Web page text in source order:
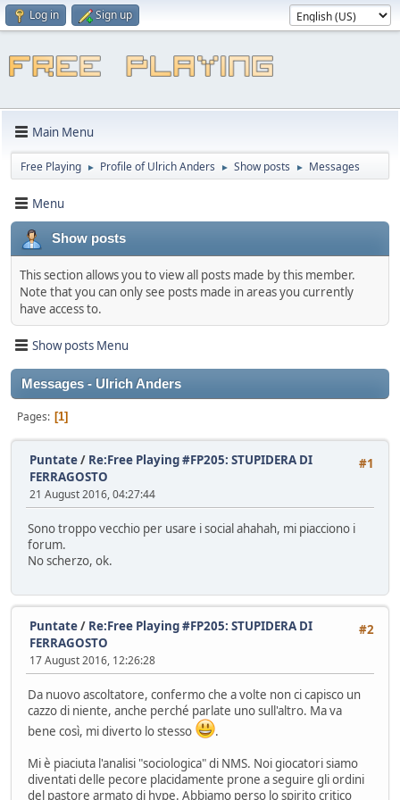
Log in Sign up
Main Menu
Free Playing ► Profile of Ulrich Anders ► Show posts ► Messages
Menu
Show posts
This section allows you to view all posts made by this member.
Note that you can only see posts made in areas you currently
have access to.
Show posts Menu
Messages - Ulrich Anders
Pages 1
#1
Puntate/ Re:Free Playing #FP205: STUPIDERA DI
FERRAGOSTO
21 August 2016, 04:27:44
Sono troppo vecchio per usare i social ahahah, mi piacciono i
forum.
No scherzo, ok.
#2
Puntate/ Re:Free Playing #FP205: STUPIDERA DI
FERRAGOSTO
17 August 2016, 12:26:28
Da nuovo ascoltatore, confermo che a volte non ci capisco un
cazzo di niente, anche perché parlate uno sull'altro. Ma va
bene così, mi diverto lo stesso
.
Mi è piaciuta l'analisi "sociologica" di NMS. Noi giocatori siamo
diventati delle pecore placidamente prone a seguire gli ordini
del pastore armato di hype. Abbiamo perso lo spirito critico